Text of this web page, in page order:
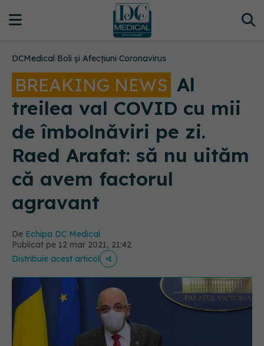
DCMedical›Boli și Afecțiuni›Coronavirus
BREAKING NEWS Al
treilea val COVID cu mii
de îmbolnăviri pe zi.
Raed Arafat: să nu uităm
că avem factorul
agravant
De Echipa DC Medical
Publicat pe 12 mar 2021, 21:42
Distribuie acest articol